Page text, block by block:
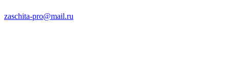
zaschita-pro@mail.ru